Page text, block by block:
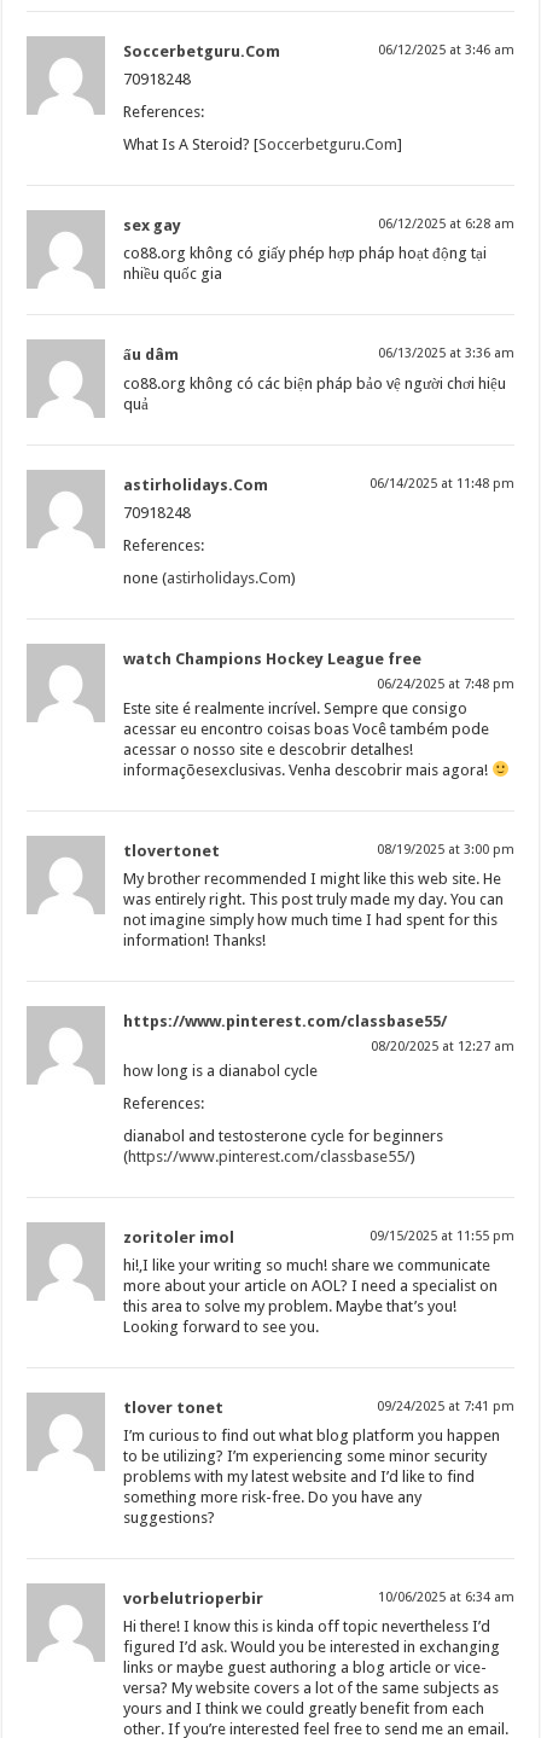
Soccerbetguru.Com 06/12/2025 at 3:46 am
70918248
References:
What Is A Steroid? [Soccerbetguru.Com]
sex gay 06/12/2025 at 6:28 am
co88.org không có giấy phép hợp pháp hoạt động tại
nhiều quốc gia
ấu dâm 06/13/2025 at 3:36 am
co88.org không có các biện pháp bảo vệ người chơi hiệu
quả
astirholidays.Com 06/14/2025 at 11:48 pm
70918248
References:
none (astirholidays.Com)
watch Champions Hockey League free
06/24/2025 at 7:48 pm
Este site é realmente incrível. Sempre que consigo
acessar eu encontro coisas boas Você também pode
acessar o nosso site e descobrir detalhes!
informaçõesexclusivas. Venha descobrir mais agora!
tlovertonet 08/19/2025 at 3:00 pm
My brother recommended I might like this web site. He
was entirely right. This post truly made my day. You can
not imagine simply how much time I had spent for this
information! Thanks!
https://www.pinterest.com/classbase55/
08/20/2025 at 12:27 am
how long is a dianabol cycle
References:
dianabol and testosterone cycle for beginners
(https://www.pinterest.com/classbase55/)
zoritoler imol 09/15/2025 at 11:55 pm
hi!,I like your writing so much! share we communicate
more about your article on AOL? I need a specialist on
this area to solve my problem. Maybe that’s you!
Looking forward to see you.
tlover tonet 09/24/2025 at 7:41 pm
I’m curious to find out what blog platform you happen
to be utilizing? I’m experiencing some minor security
problems with my latest website and I’d like to find
something more risk-free. Do you have any
suggestions?
vorbelutrioperbir 10/06/2025 at 6:34 am
Hi there! I know this is kinda off topic nevertheless I’d
figured I’d ask. Would you be interested in exchanging
links or maybe guest authoring a blog article or vice-
versa? My website covers a lot of the same subjects as
yours and I think we could greatly benefit from each
other. If you’re interested feel free to send me an email.